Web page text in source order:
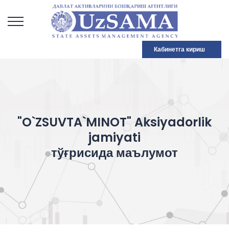
Кабинетга кириш
"O`ZSUVTA`MINOT" Aksiyadorlik
jamiyati
тўғрисида маълумот